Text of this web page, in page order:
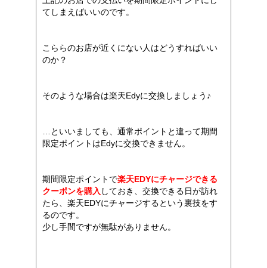
てしまえばいいのです。
こららのお店が近くにない人はどうすればいい
のか？
そのような場合は楽天Edyに交換しましょう♪
…といいましても、通常ポイントと違って期間
限定ポイントはEdyに交換できません。
期間限定ポイントで楽天EDYにチャージできる
クーポンを購入 しておき、交換できる日が訪れ
たら、楽天EDYにチャージするという裏技をす
るのです。
少し手間ですが無駄がありません。